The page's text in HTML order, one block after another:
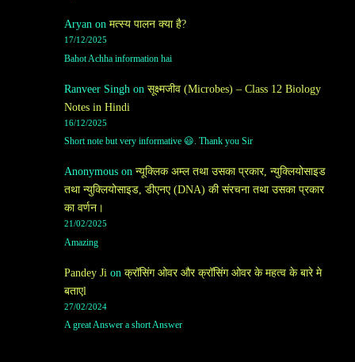
Aryanon मत्स्य पालन क्या है?
17/12/2025
Bahot Achha information hai
Ranveer Singh on सूक्ष्मजीव (Microbes) – Class 12 Biology
Notes in Hindi
16/12/2025
Short note but very informative 😃. Thank you Sir
Anonymouson न्यूक्लिक अम्ल तथा उसका प्रकार, न्युक्लियोसाइड
तथा न्युक्लियोसाइड, डीएनए (DNA) की संरचना तथा उसका प्रकार
का वर्णन।
21/02/2025
Amazing
Pandey Ji on क्रॉसिंग ओवर और क्रॉसिंग ओवर के महत्व के बारे मे
बताएl
27/02/2024
A great Answer a short Answer